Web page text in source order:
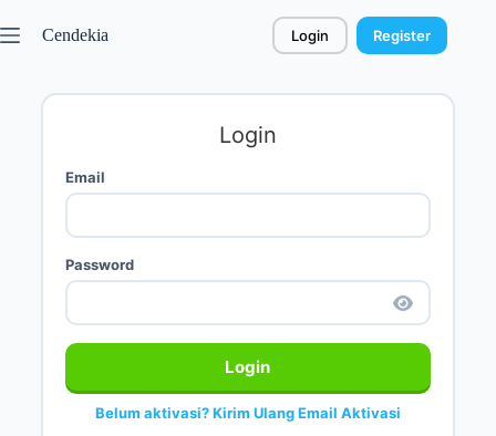
Cendekia Login Register
Login
Email
Password
Login
Belum aktivasi? Kirim Ulang Email Aktivasi